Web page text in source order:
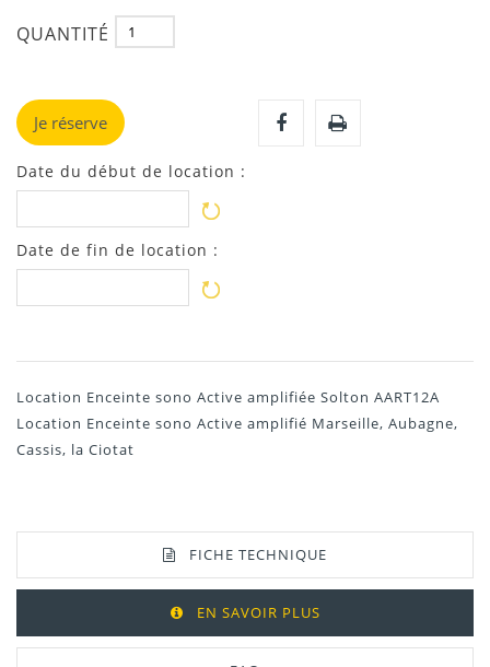
QUANTITÉ
Je réserve
Date du début de location :
Date de fin de location :
Location Enceinte sono Active amplifiée Solton AART12A
Location Enceinte sono Active amplifié Marseille, Aubagne,
Cassis, la Ciotat
FICHE TECHNIQUE
EN SAVOIR PLUS